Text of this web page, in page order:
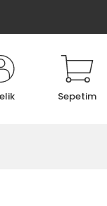
Sepetim